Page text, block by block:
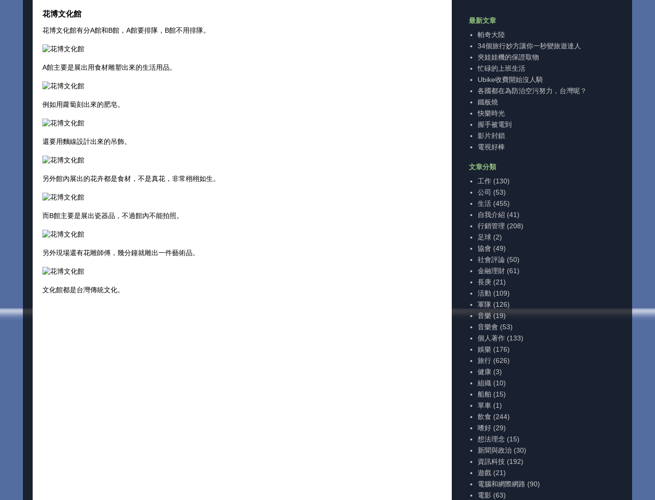
花博文化館
花博文化館有分A館和B館，A館要排隊，B館不用排隊。
A館主要是展出用食材雕塑出來的生活用品。
例如用蘿蔔刻出來的肥皂。
還要用麵線設計出來的吊飾。
另外館內展出的花卉都是食材，不是真花，非常栩栩如生。
而B館主要是展出瓷器品，不過館內不能拍照。
另外現場還有花雕師傅，幾分鐘就雕出一件藝術品。
文化館都是台灣傳統文化。
最新文章
帕奇大陸
34個旅行妙方讓你一秒變旅遊達人
夾娃娃機的保證取物
忙碌的上班生活
Ubike收費開始沒人騎
各國都在為防治空污努力，台灣呢？
鐵板燒
快樂時光
握手被電到
影片封鎖
電視好棒
文章分類
工作 (130)
公司 (53)
生活 (455)
自我介紹 (41)
行銷管理 (208)
足球 (2)
協會 (49)
社會評論 (50)
金融理財 (61)
長庚 (21)
活動 (109)
軍隊 (126)
音樂 (19)
音樂會 (53)
個人著作 (133)
娛樂 (176)
旅行 (626)
健康 (3)
組織 (10)
船舶 (15)
單車 (1)
飲食 (244)
嗜好 (29)
想法理念 (15)
新聞與政治 (30)
資訊科技 (192)
遊戲 (21)
電腦和網際網路 (90)
電影 (63)